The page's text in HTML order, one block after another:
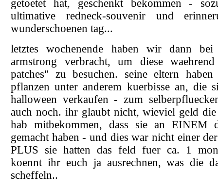
getoetet hat, geschenkt bekommen -
ultimative redneck-souvenir und
wunderschoenen tag...
letztes wochenende haben wir dann
armstrong verbracht, um diese
patches" zu besuchen. seine eltern
pflanzen unter anderem kuerbisse an, die
halloween verkaufen - zum
auch noch. ihr glaubt nicht, wieviel geld die
hab mitbekommen, dass sie an EINEM
gemacht haben - und dies war nicht einer
PLUS sie hatten das feld fuer ca. 1
koennt ihr euch ja ausrechnen, was die
scheffeln..